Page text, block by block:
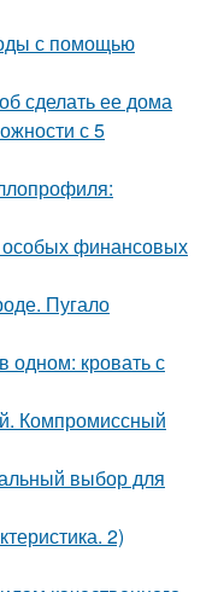
с помощью
сделать ее дома
с 5
особых финансовых
Пугало
одном: кровать с
Компромиссный
выбор для
2)